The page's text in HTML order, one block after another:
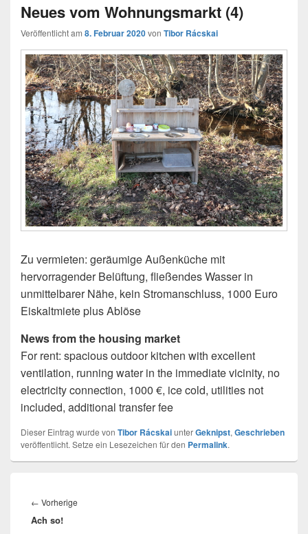
Neues vom Wohnungsmarkt (4)
Veröffentlicht am 8. Februar 2020von Tibor Rácskai
Zu vermieten: geräumige Außenküche mit
hervorragender Belüftung, fließendes Wasser in
unmittelbarer Nähe, kein Stromanschluss, 1000 Euro
Eiskaltmiete plus Ablöse
News from the housing market
For rent: spacious outdoor kitchen with excellent
ventilation, running water in the immediate vicinity, no
electricity connection, 1000 €, ice cold, utilities not
included, additional transfer fee
Dieser Eintrag wurde von Tibor RácskaiunterGeknipst, Geschrieben
veröffentlicht. Setze ein Lesezeichen für den Permalink.
← Vorherige
Ach so!